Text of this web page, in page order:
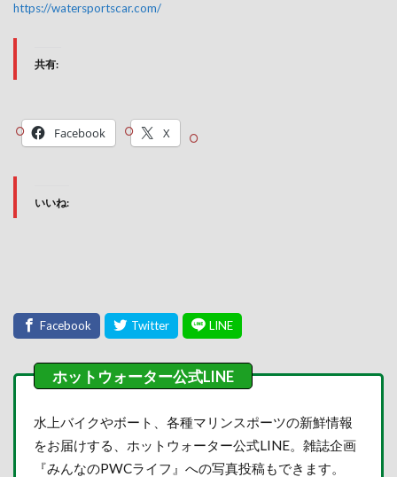
https://watersportscar.com/
共有:
Facebook X
いいね:
水上バイクやボート、各種マリンスポーツの新鮮情報
をお届けする、ホットウォーター公式LINE。雑誌企画
『みんなのPWCライフ』への写真投稿もできます。